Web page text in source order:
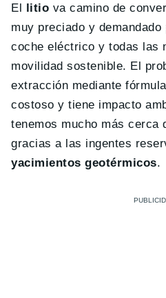
El litio va camino de
muy preciado y
coche eléctrico y todas las
movilidad sostenible. El
extracción mediante
costoso y tiene impacto
tenemos mucho más cerca
gracias a las ingentes
yacimientos geotérmicos.